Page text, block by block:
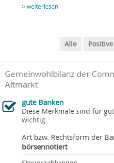
> weiterlesen
Alle Positive
Gemeinwohlbilanz der
Altmarkt
gute Banken
Diese Merkmale sind für
wichtig.
Art bzw. Rechtsform der
börsennotiert